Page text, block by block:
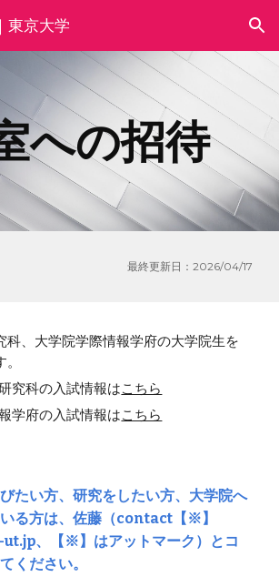
Skip to navigation
東京大学
への招待
最終更新日：2026/04/17
科、大学院学際情報学府の大学院生を
究科の入試情報はこちら
学府の入試情報はこちら
たい方、研究をしたい方、大学院へ
る方は、佐藤（contact【※】
、【※】はアットマーク）とコ
ください。